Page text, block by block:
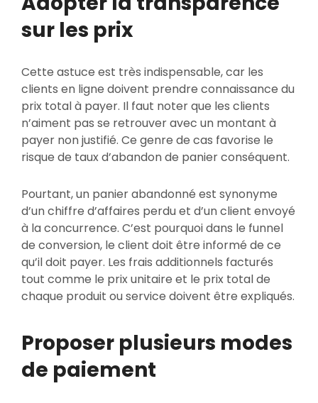
sur les prix
Cette astuce est très indispensable, car les
clients en ligne doivent prendre connaissance du
prix total à payer. Il faut noter que les clients
n’aiment pas se retrouver avec un montant à
payer non justifié. Ce genre de cas favorise le
risque de taux d’abandon de panier conséquent.
Pourtant, un panier abandonné est synonyme
d’un chiffre d’affaires perdu et d’un client envoyé
à la concurrence. C’est pourquoi dans le funnel
de conversion, le client doit être informé de ce
qu’il doit payer. Les frais additionnels facturés
tout comme le prix unitaire et le prix total de
chaque produit ou service doivent être expliqués.
Proposer plusieurs modes
de paiement